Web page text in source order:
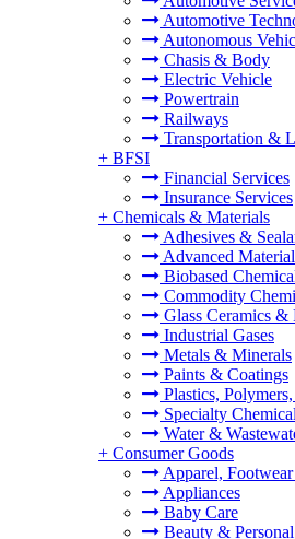
Automotive
Autonomous
Chasis & Body
Electric Vehicle
Powertrain
Railways
Transportation &
+ BFSI
Financial Services
Insurance Services
+ Chemicals & Materials
Adhesives &
Advanced
Biobased
Commodity
Glass Ceramics &
Industrial Gases
Metals & Minerals
Paints & Coatings
Plastics,
Specialty
Water &
+ Consumer Goods
Apparel,
Appliances
Baby Care
Beauty &